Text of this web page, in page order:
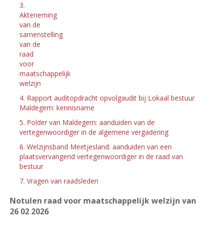
3.
Akteneming
van de
samenstelling
van de
raad
voor
maatschappelijk
welzijn
4. Rapport auditopdracht opvolgaudit bij Lokaal bestuur
Maldegem: kennisname
5. Polder van Maldegem: aanduiden van de
vertegenwoordiger in de algemene vergadering
6. Welzijnsband Meetjesland: aanduiden van een
plaatsvervangend vertegenwoordiger in de raad van
bestuur
7. Vragen van raadsleden
Notulen raad voor maatschappelijk welzijn van
26 02 2026